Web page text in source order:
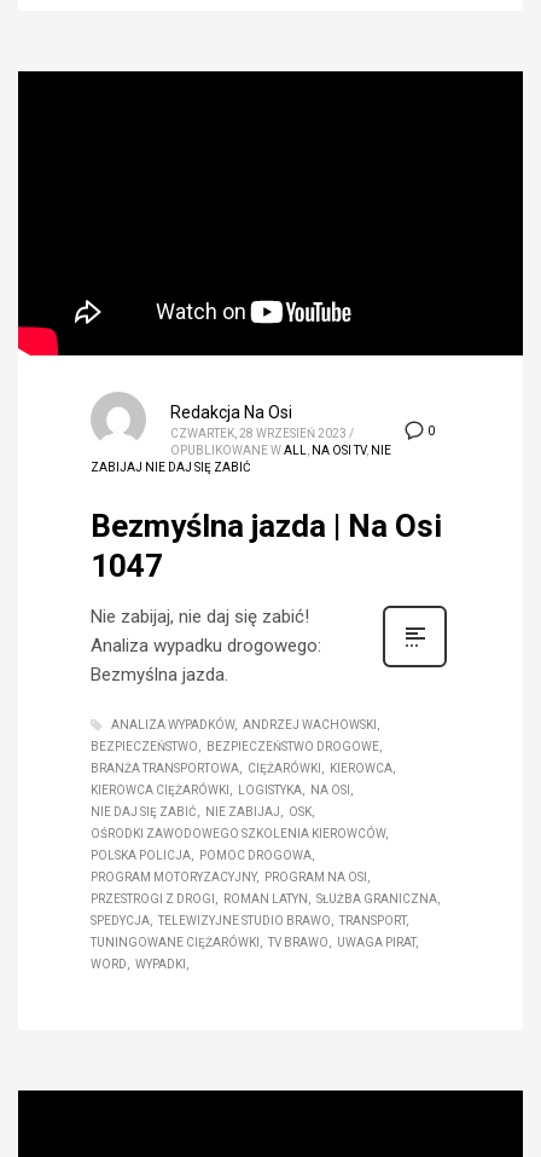
0
Redakcja Na Osi
CZWARTEK, 28 WRZESIEŃ 2023 /
OPUBLIKOWANE WALL NA OSI TV, NIE
ZABIJAJ NIE DAJ SIĘ ZABIĆ
Bezmyślna jazda | Na Osi
1047
Nie zabijaj, nie daj się zabić!
Analiza wypadku drogowego:
Bezmyślna jazda.
ANALIZA WYPADKÓW
ANDRZEJ WACHOWSKI
BEZPIECZEŃSTWO
BEZPIECZEŃSTWO DROGOWE
BRANŻA TRANSPORTOWA
CIĘŻARÓWKI
KIEROWCA
KIEROWCA CIĘŻARÓWKI
LOGISTYKA
NA OSI
NIE DAJ SIĘ ZABIĆ
NIE ZABIJAJ
OSK
OŚRODKI ZAWODOWEGO SZKOLENIA KIEROWCÓW
POLSKA POLICJA
POMOC DROGOWA
PROGRAM MOTORYZACYJNY
PROGRAM NA OSI
PRZESTROGI Z DROGI
ROMAN LATYN
SŁUŻBA GRANICZNA
SPEDYCJA
TELEWIZYJNE STUDIO BRAWO
TRANSPORT
TUNINGOWANE CIĘŻARÓWKI
TV BRAWO
UWAGA PIRAT
WORD
WYPADKI